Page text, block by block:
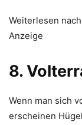
Weiterlesen
Anzeige
8.
Wenn man sich
erscheinen